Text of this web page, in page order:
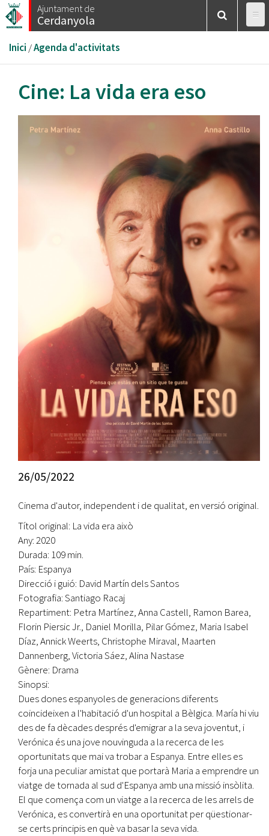
Vés
al
Ajuntament de
Cerdanyola
Esteu
aquí
Inici /Agenda d'activitats
Cine: La vida era eso
26/05/2022
Cinema d'autor, independent i de qualitat, en versió original.
Títol original: La vida era això
Any: 2020
Durada: 109 min.
País: Espanya
Direcció i guió: David Martín dels Santos
Fotografia: Santiago Racaj
Repartiment: Petra Martínez, Anna Castell, Ramon Barea,
Florin Piersic Jr., Daniel Morilla, Pilar Gómez, Maria Isabel
Díaz, Annick Weerts, Christophe Miraval, Maarten
Dannenberg, Victoria Sáez, Alina Nastase
Gènere: Drama
Sinopsi:
Dues dones espanyoles de generacions diferents
coincideixen a l'habitació d'un hospital a Bèlgica. María hi viu
des de fa dècades després d'emigrar a la seva joventut, i
Verónica és una jove nouvinguda a la recerca de les
oportunitats que mai va trobar a Espanya. Entre elles es
forja una peculiar amistat que portarà Maria a emprendre un
viatge de tornada al sud d'Espanya amb una missió insòlita.
El que comença com un viatge a la recerca de les arrels de
Verónica, es convertirà en una oportunitat per qüestionar-
se certs principis en què va basar la seva vida.